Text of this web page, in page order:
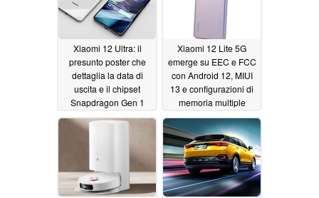
Xiaomi 12 Ultra: il
presunto poster che
dettaglia la data di
uscita e il chipset
Snapdragon Gen 1
Plus viene sfatato
Xiaomi 12 Lite 5G
emerge su EEC e FCC
con Android 12, MIUI
13 e configurazioni di
memoria multiple
04/09/2022